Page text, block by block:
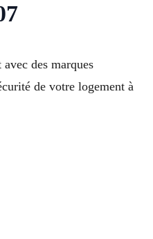
des marques
de votre logement à